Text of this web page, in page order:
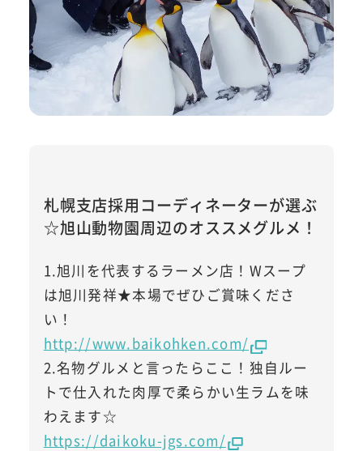
札幌支店採用コーディネーターが選ぶ
☆旭山動物園周辺のオススメグルメ！
1.旭川を代表するラーメン店！Wスープ
は旭川発祥★本場でぜひご賞味くださ
い！
http://www.baikohken.com/
2.名物グルメと言ったらここ！独自ルー
トで仕入れた肉厚で柔らかい生ラムを味
わえます☆
https://daikoku-jgs.com/